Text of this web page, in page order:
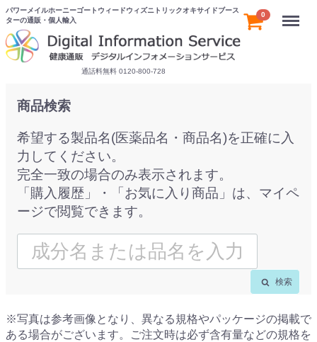
パワーメイルホーニーゴートウィードウィズニトリックオキサイドブース
ターの通販・個人輸入
通話料無料 0120-800-728
0 Menu
商品検索
希望する製品名(医薬品名・商品名)を正確に入
力してください。
完全一致の場合のみ表示されます。
「購入履歴」・「お気に入り商品」は、マイペ
ージで閲覧できます。
検索
※写真は参考画像となり、異なる規格やパッケージの掲載で
ある場合がございます。ご注文時は必ず含有量などの規格を